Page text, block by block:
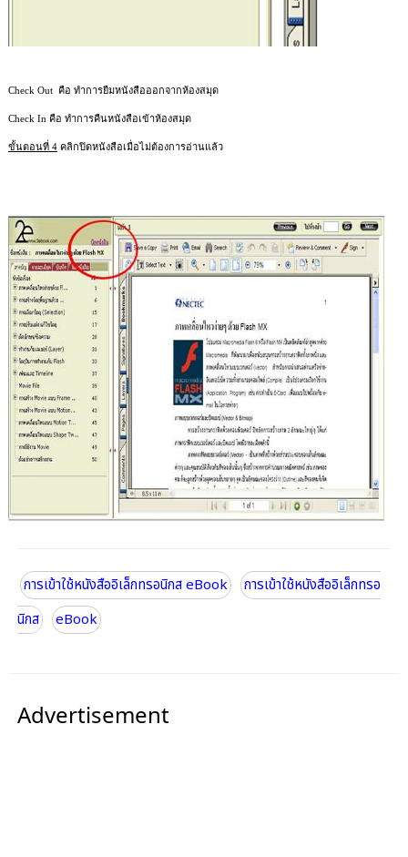
Check Out คือ ทำการยืมหนังสือออกจากห้องสมุด
Check In คือ ทำการคืนหนังสือเข้าห้องสมุด
ขั้นตอนที่4 คลิกปิดหนังสือเมื่อไม่ต้องการอ่านแล้ว
การเข้าใช้หนังสืออิเล็กทรอนิกส eBook
การเข้าใช้หนังสืออิเล็กทรอ
นิกส
eBook
Advertisement